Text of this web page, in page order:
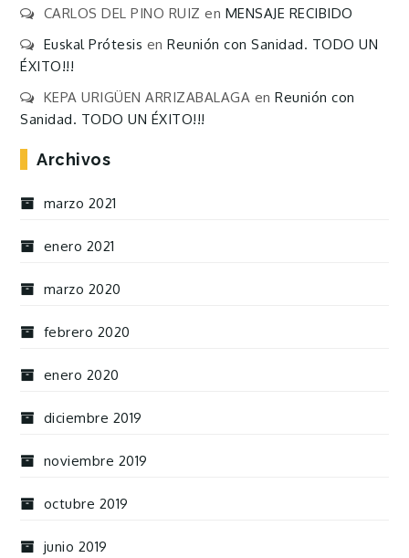
CARLOS DEL PINO RUIZ en MENSAJE RECIBIDO
Euskal Prótesis enReunión con Sanidad. TODO UN
ÉXITO!!!
KEPA URIGÜEN ARRIZABALAGA enReunión con
Sanidad. TODO UN ÉXITO!!!
Archivos
marzo 2021
enero 2021
marzo 2020
febrero 2020
enero 2020
diciembre 2019
noviembre 2019
octubre 2019
junio 2019